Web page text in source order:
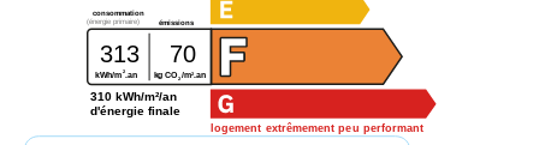
logement extrêmement peu performant
consommation
émissions
(énergie primaire)
313 70
kWh/m 2 .an kg CO2/m2 .an
310 kWh/m²/an
d'énergie finale